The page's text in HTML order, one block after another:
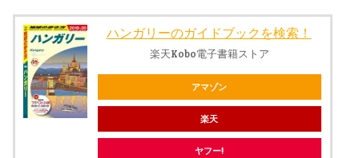
ハンガリーのガイドブックを検索！
楽天Kobo電子書籍ストア
アマゾン
楽天
ヤフー!